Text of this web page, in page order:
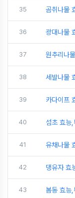
35 곰취나물
36 광대나물
37 원추리나
38 세발나물
39 카다이프
40 섬초 효능
41 유채나물
42 댕유자 효
43 봄동 효능